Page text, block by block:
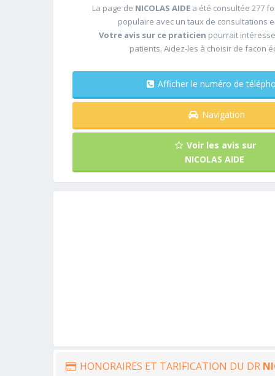
La page de NICOLAS AIDE a été consultée 277
populaire avec un taux de consultations
Votre avis sur ce praticien pourrait
patients. Aidez-les à choisir de facon
Afficher le numéro de
Navigation
Voir les avis sur
NICOLAS AIDE
HONORAIRES ET TARIFICATION DU DR